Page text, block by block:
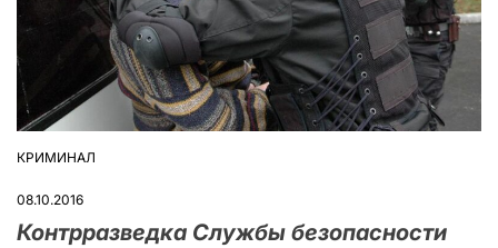
ОПУБЛІКУВАТИ
КРИМИНАЛ
08.10.2016
Контрразведка Службы безопасности